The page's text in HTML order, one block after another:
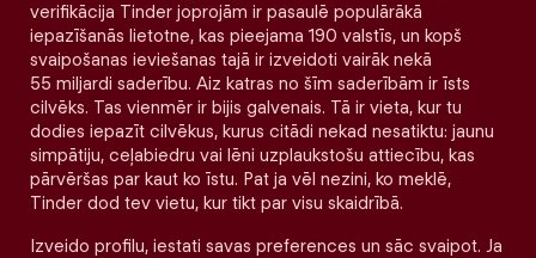
verifikācija Tinder joprojām ir pasaulē populārākā
iepazīšanās lietotne, kas pieejama 190 valstīs, un kopš
svaipošanas ieviešanas tajā ir izveidoti vairāk nekā
55 miljardi saderību. Aiz katras no šīm saderībām ir īsts
cilvēks. Tas vienmēr ir bijis galvenais. Tā ir vieta, kur tu
dodies iepazīt cilvēkus, kurus citādi nekad nesatiktu: jaunu
simpātiju, ceļabiedru vai lēni uzplaukstošu attiecību, kas
pārvēršas par kaut ko īstu. Pat ja vēl nezini, ko meklē,
Tinder dod tev vietu, kur tikt par visu skaidrībā.
Izveido profilu, iestati savas preferences un sāc svaipot. Ja